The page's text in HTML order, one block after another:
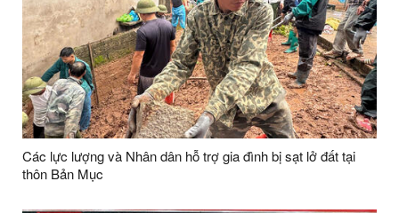
Các lực lượng và Nhân dân hỗ trợ gia đình bị sạt lở đất tại
thôn Bản Mục